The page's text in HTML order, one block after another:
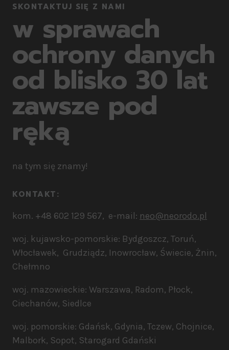
SKONTAKTUJ SIĘ Z NAMI
w sprawach
ochrony danych
od blisko 30 lat
zawsze pod
ręką
na tym się znamy!
KONTAKT:​
kom. +48 602 129 567, e-mail: neo@neorodo.pl
woj. kujawsko-pomorskie: Bydgoszcz, Toruń,
Włocławek, Grudziądz, Inowrocław, Świecie, Żnin,
Chełmno
woj. mazowieckie: Warszawa, Radom, Płock,
Ciechanów, Siedlce
woj. pomorskie: Gdańsk, Gdynia, Tczew, Chojnice,
Malbork, Sopot, Starogard Gdański